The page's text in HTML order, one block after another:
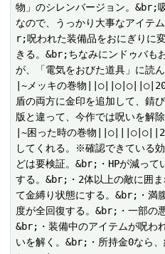
物」のシレンバージョン。&br;
なので、うっかり大事なアイテ
r;呪われた装備品をおにぎりに
きる。&br;ちなみにンドゥバも
が、「電気をおびた道具」に読
|~メッキの巻物
盾の両方に金印を追加して、錆
版と違って、今作では呪いを解
|~困った時の巻物
してくれる。※確認できている
どは要検証。&br;・HPが減って
する。&br;・2体以上の敵に囲
て金縛り状態にする。&br;・満
度が全回復する。&br;・一部の
&br;・装備中のアイテムが呪わ
いを解く。&br;・所持金0なら